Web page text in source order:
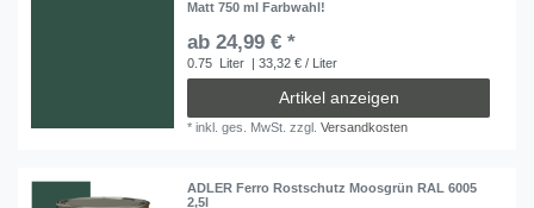
Matt 750 ml Farbwahl!
ab 24,99 € *
0.75 Liter | 33,32 € / Liter
Artikel anzeigen
*inkl. ges. MwSt. zzgl.Versandkosten
ADLER Ferro Rostschutz Moosgrün RAL 6005
2,5l